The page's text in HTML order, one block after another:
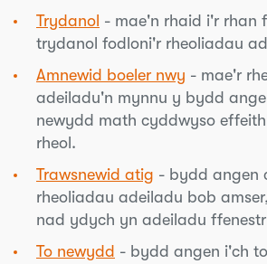
Trydanol - mae'n rhaid i'r rhan
trydanol fodloni'r rheoliadau
Amnewid boeler nwy - mae'r
adeiladu'n mynnu y bydd
newydd math cyddwyso
rheol.
Trawsnewid atig - bydd angen
rheoliadau adeiladu bob
nad ydych yn adeiladu
To newydd - bydd angen i'ch